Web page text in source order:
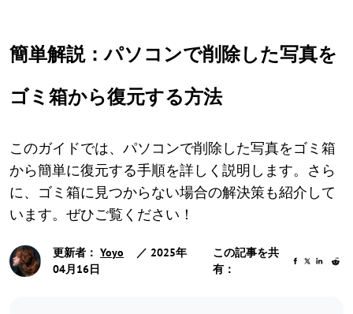
簡単解説：パソコンで削除した写真を
ゴミ箱から復元する方法
このガイドでは、パソコンで削除した写真をゴミ箱
から簡単に復元する手順を詳しく説明します。さら
に、ゴミ箱に見つからない場合の解決策も紹介して
います。ぜひご覧ください！
更新者： Yoyo
／ 2025年
04月16日
この記事を共
有：